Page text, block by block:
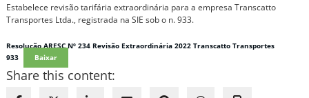
Estabelece revisão tarifária extraordinária para a empresa Transcatto
Transportes Ltda., registrada na SIE sob o n. 933.
Resolução ARESC Nº 234 Revisão Extraordinária 2022 Transcatto Transportes
933
Baixar
Share this content: